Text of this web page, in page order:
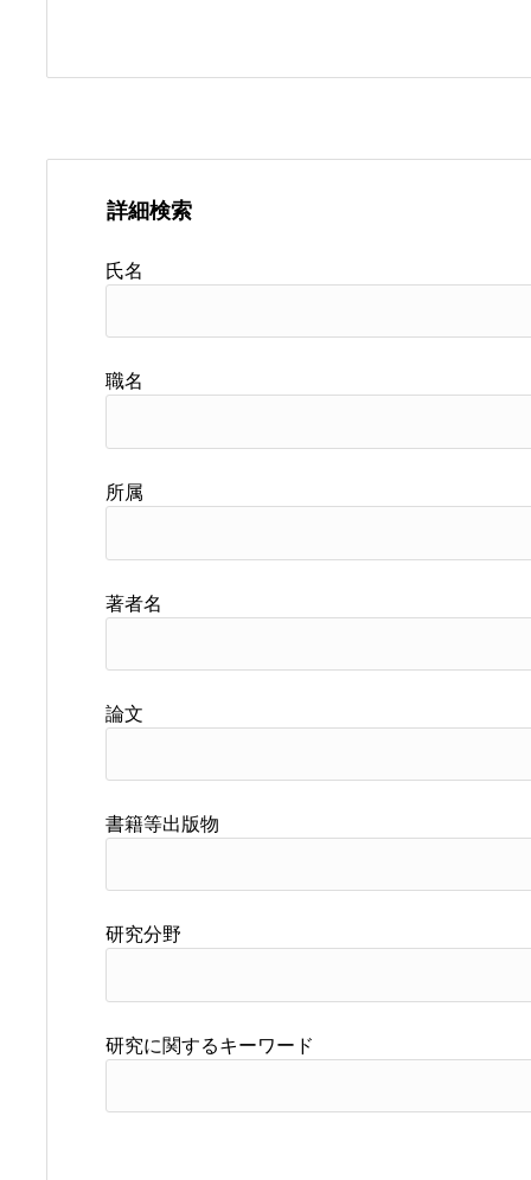
詳細検索
氏名
職名
所属
著者名
論文
書籍等出版物
研究分野
研究に関するキーワード